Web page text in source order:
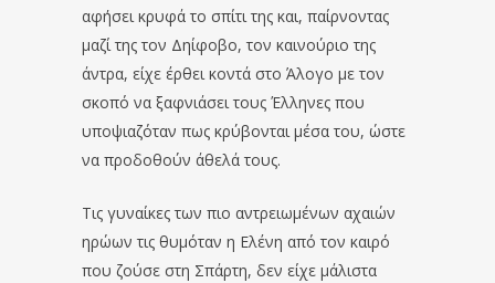
αφήσει κρυφά το σπίτι της και, παίρνοντας
μαζί της τον Δηίφοβο, τον καινούριο της
άντρα, είχε έρθει κοντά στο Άλογο με τον
σκοπό να ξαφνιάσει τους Έλληνες που
υποψιαζόταν πως κρύβονται μέσα του, ώστε
να προδοθούν άθελά τους.
Τις γυναίκες των πιο αντρειωμένων αχαιών
ηρώων τις θυμόταν η Ελένη από τον καιρό
που ζούσε στη Σπάρτη, δεν είχε μάλιστα